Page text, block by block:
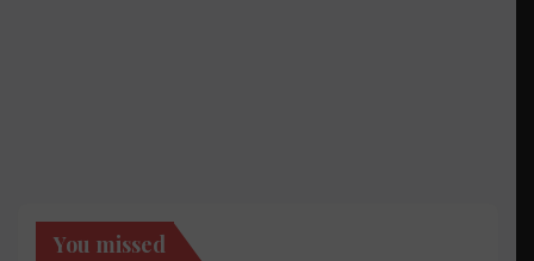
You missed